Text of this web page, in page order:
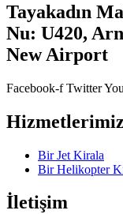
Tayakadın
Nu: U420,
New Airport
Facebook-f Twitter
Hizmetlerimiz
Bir Jet Kirala
Bir Helikopter
İletişim